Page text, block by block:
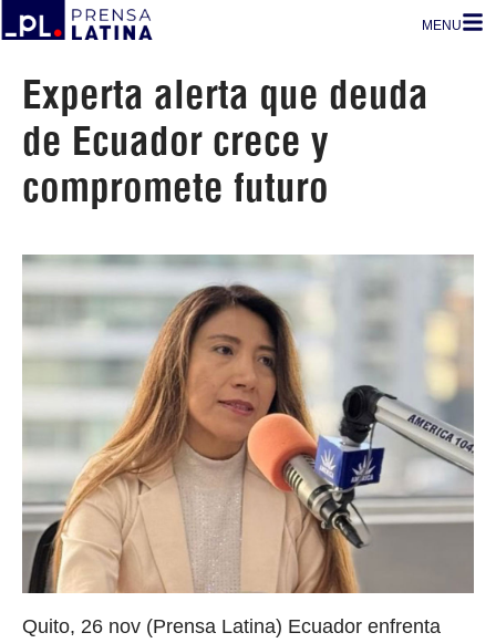
MENU
Experta alerta que deuda
de Ecuador crece y
compromete futuro
Quito, 26 nov (Prensa Latina) Ecuador enfrenta